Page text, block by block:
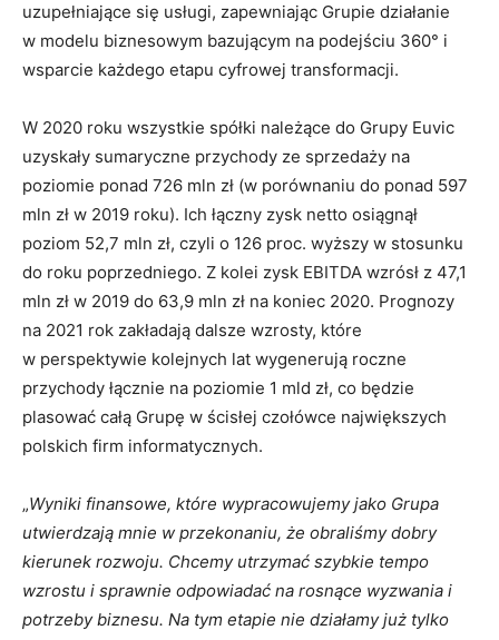
uzupełniające się usługi, zapewniając Grupie działanie
w modelu biznesowym bazującym na podejściu 360° i
wsparcie każdego etapu cyfrowej transformacji.
W 2020 roku wszystkie spółki należące do Grupy Euvic
uzyskały sumaryczne przychody ze sprzedaży na
poziomie ponad 726 mln zł (w porównaniu do ponad 597
mln zł w 2019 roku). Ich łączny zysk netto osiągnął
poziom 52,7 mln zł, czyli o 126 proc. wyższy w stosunku
do roku poprzedniego. Z kolei zysk EBITDA wzrósł z 47,1
mln zł w 2019 do 63,9 mln zł na koniec 2020. Prognozy
na 2021 rok zakładają dalsze wzrosty, które
w perspektywie kolejnych lat wygenerują roczne
przychody łącznie na poziomie 1 mld zł, co będzie
plasować całą Grupę w ścisłej czołówce największych
polskich firm informatycznych.
„Wyniki finansowe, które wypracowujemy jako Grupa
utwierdzają mnie w przekonaniu, że obraliśmy dobry
kierunek rozwoju. Chcemy utrzymać szybkie tempo
wzrostu i sprawnie odpowiadać na rosnące wyzwania i
potrzeby biznesu. Na tym etapie nie działamy już tylko